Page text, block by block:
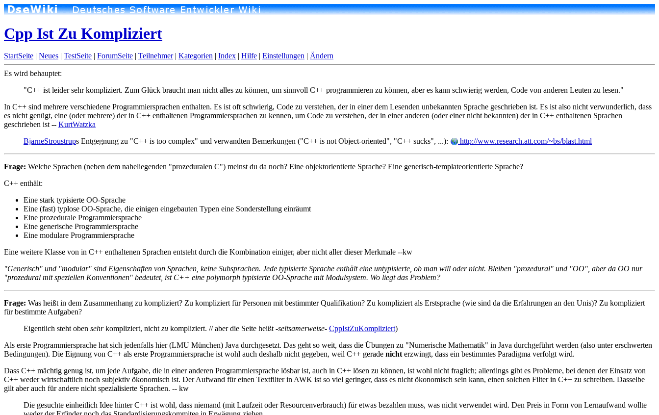
Cpp Ist Zu Kompliziert
StartSeite | Neues | TestSeite | ForumSeite | Teilnehmer| Kategorien | Index | Hilfe | Einstellungen | Ändern
Es wird behauptet:
"C++ ist leider sehr kompliziert. Zum Glück braucht man nicht alles zu können, um sinnvoll C++ programmieren zu können, aber es kann schwierig werden, Code von anderen Leuten zu lesen."
In C++ sind mehrere verschiedene Programmiersprachen enthalten. Es ist oft schwierig, Code zu verstehen, der in einer dem Lesenden unbekannten Sprache geschrieben ist. Es ist also nicht verwunderlich, dass
es nicht genügt, eine (oder mehrere) der in C++ enthaltenen Programmiersprachen zu kennen, um Code zu verstehen, der in einer anderen (oder einer nicht bekannten) der in C++ enthaltenen Sprachen
geschrieben ist -- KurtWatzka
BjarneStroustrups Entgegnung zu "C++ is too complex" und verwandten Bemerkungen ("C++ is not Object-oriented", "C++ sucks", ...): http://www.research.att.com/~bs/blast.html
Frage: Welche Sprachen (neben dem naheliegenden "prozeduralen C") meinst du da noch? Eine objektorientierte Sprache? Eine generisch-templateorientierte Sprache?
C++ enthält:
Eine stark typisierte OO-Sprache
Eine (fast) typlose OO-Sprache, die einigen eingebauten Typen eine Sonderstellung einräumt
Eine prozedurale Programmiersprache
Eine generische Programmiersprache
Eine modulare Programmiersprache
Eine weitere Klasse von in C++ enthaltenen Sprachen entsteht durch die Kombination einiger, aber nicht aller dieser Merkmale --kw
"Generisch" und "modular" sind Eigenschaften von Sprachen, keine Subsprachen. Jede typisierte Sprache enthält eine untypisierte, ob man will oder nicht. Bleiben "prozedural" und "OO", aber da OO nur
"prozedural mit speziellen Konventionen" bedeutet, ist C++ eine polymorph typisierte OO-Sprache mit Modulsystem. Wo liegt das Problem?
Frage: Was heißt in dem Zusammenhang zu kompliziert? Zu kompliziert für Personen mit bestimmter Qualifikation? Zu kompliziert als Erstsprache (wie sind da die Erfahrungen an den Unis)? Zu kompliziert
für bestimmte Aufgaben?
Eigentlich steht oben sehrkompliziert, nicht zu kompliziert. // aber die Seite heißt -seltsamerweise- CppIstZuKompliziert)
Als erste Programmiersprache hat sich jedenfalls hier (LMU München) Java durchgesetzt. Das geht so weit, dass die Übungen zu "Numerische Mathematik" in Java durchgeführt werden (also unter erschwerten
Bedingungen). Die Eignung von C++ als erste Programmiersprache ist wohl auch deshalb nicht gegeben, weil C++ gerade nicht erzwingt, dass ein bestimmtes Paradigma verfolgt wird.
Dass C++ mächtig genug ist, um jede Aufgabe, die in einer anderen Programmiersprache lösbar ist, auch in C++ lösen zu können, ist wohl nicht fraglich; allerdings gibt es Probleme, bei denen der Einsatz von
C++ weder wirtschaftlich noch subjektiv ökonomisch ist. Der Aufwand für einen Textfilter in AWK ist so viel geringer, dass es nicht ökonomisch sein kann, einen solchen Filter in C++ zu schreiben. Dasselbe
gilt aber auch für andere nicht spezialisierte Sprachen. -- kw
Die gesuchte einheitlich Idee hinter C++ ist wohl, dass niemand (mit Laufzeit oder Resourcenverbrauch) für etwas bezahlen muss, was nicht verwendet wird. Den Preis in Form von Lernaufwand wollte